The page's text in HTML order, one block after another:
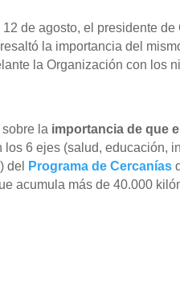
de agosto, el presidente de
la importancia del
la Organización con los
la importancia de que
los 6 ejes (salud, educación,
del
Programa de Cercanías
acumula más de 40.000